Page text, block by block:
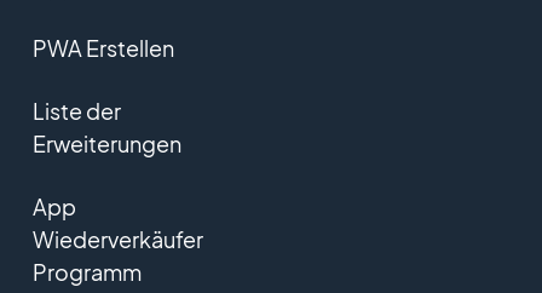
PWA Erstellen
Liste der
Erweiterungen
App
Wiederverkäufer
Programm